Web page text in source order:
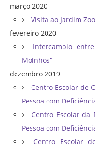
março 2020
Visita ao Jardim
fevereiro 2020
Intercambio
Moinhos”
dezembro 2019
Centro Escolar de
Pessoa com
Centro Escolar da
Pessoa com
Centro Escolar